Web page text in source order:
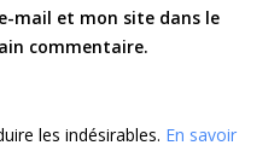
mail et mon site dans le
commentaire.
les indésirables. En savoir